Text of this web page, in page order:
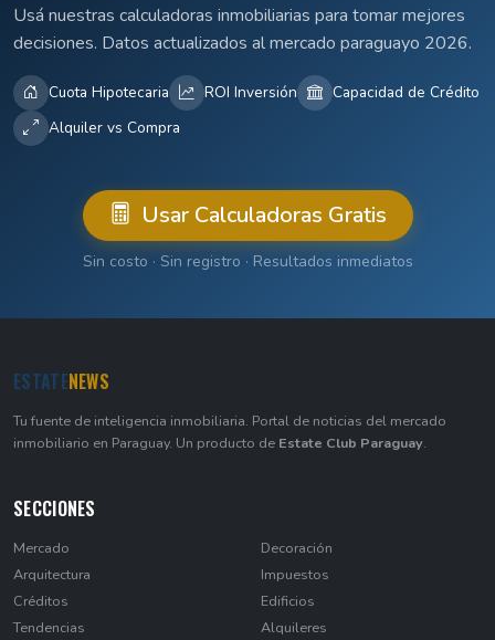
Usá nuestras calculadoras inmobiliarias para tomar mejores
decisiones. Datos actualizados al mercado paraguayo 2026.
Cuota Hipotecaria ROI Inversión
Capacidad de Crédito
Alquiler vs Compra
Usar Calculadoras Gratis
Sin costo · Sin registro · Resultados inmediatos
ESTATENEWS
Tu fuente de inteligencia inmobiliaria. Portal de noticias del mercado
inmobiliario en Paraguay. Un producto de Estate Club Paraguay.
SECCIONES
Mercado
Arquitectura
Créditos
Tendencias
Decoración
Impuestos
Edificios
Alquileres